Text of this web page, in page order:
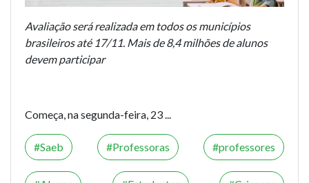
Avaliação será realizada em todos os municípios
brasileiros até 17/11. Mais de 8,4 milhões de alunos
devem participar
Começa, na segunda-feira, 23 ...
Saeb Professoras professores